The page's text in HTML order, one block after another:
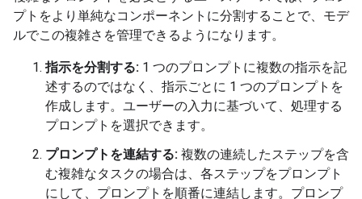
プトをより単純なコンポーネントに分割することで、モデ
ルでこの複雑さを管理できるようになります。
指示を分割する: 1 つのプロンプトに複数の指示を記
述するのではなく、指示ごとに 1 つのプロンプトを
作成します。ユーザーの入力に基づいて、処理する
プロンプトを選択できます。
プロンプトを連結する: 複数の連続したステップを含
む複雑なタスクの場合は、各ステップをプロンプト
にして、プロンプトを順番に連結します。プロンプ